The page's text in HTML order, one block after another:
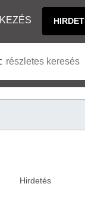
részletes keresés